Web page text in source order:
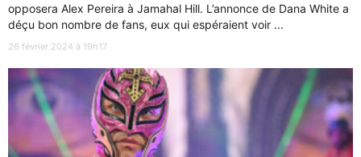
opposera Alex Pereira à Jamahal Hill. L’annonce de Dana White a
déçu bon nombre de fans, eux qui espéraient voir ...
26 février 2024 à 19h17